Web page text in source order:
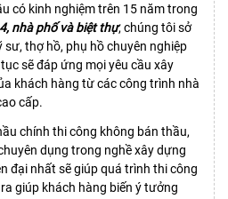
có kinh nghiệm trên 15 năm trong
nhà phố và biệt thự, chúng tôi sở
sư, thợ hồ, phụ hồ chuyên nghiệp
sẽ đáp ứng mọi yêu cầu xây
khách hàng từ các công trình nhà
cấp.
chính thi công không bán thầu,
dụng trong nghề xây dựng
đại nhất sẽ giúp quá trình thi công
giúp khách hàng biến ý tưởng